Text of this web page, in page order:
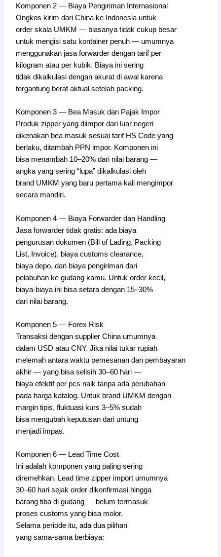
Komponen 2 — Biaya Pengiriman Internasional
Ongkos kirim dari China ke Indonesia untuk
order skala UMKM — biasanya tidak cukup besar
untuk mengisi satu kontainer penuh — umumnya
menggunakan jasa forwarder dengan tarif per
kilogram atau per kubik. Biaya ini sering
tidak dikalkulasi dengan akurat di awal karena
tergantung berat aktual setelah packing.
Komponen 3 — Bea Masuk dan Pajak Impor
Produk zipper yang diimpor dari luar negeri
dikenakan bea masuk sesuai tarif HS Code yang
berlaku, ditambah PPN impor. Komponen ini
bisa menambah 10–20% dari nilai barang —
angka yang sering “lupa” dikalkulasi oleh
brand UMKM yang baru pertama kali mengimpor
secara mandiri.
Komponen 4 — Biaya Forwarder dan Handling
Jasa forwarder tidak gratis: ada biaya
pengurusan dokumen (Bill of Lading, Packing
List, Invoice), biaya customs clearance,
biaya depo, dan biaya pengiriman dari
pelabuhan ke gudang kamu. Untuk order kecil,
biaya-biaya ini bisa setara dengan 15–30%
dari nilai barang.
Komponen 5 — Forex Risk
Transaksi dengan supplier China umumnya
dalam USD atau CNY. Jika nilai tukar rupiah
melemah antara waktu pemesanan dan pembayaran
akhir — yang bisa selisih 30–60 hari —
biaya efektif per pcs naik tanpa ada perubahan
pada harga katalog. Untuk brand UMKM dengan
margin tipis, fluktuasi kurs 3–5% sudah
bisa mengubah keputusan dari untung
menjadi impas.
Komponen 6 — Lead Time Cost
Ini adalah komponen yang paling sering
diremehkan. Lead time zipper import umumnya
30–60 hari sejak order dikonfirmasi hingga
barang tiba di gudang — belum termasuk
proses customs yang bisa molor.
Selama periode itu, ada dua pilihan
yang sama-sama berbiaya: